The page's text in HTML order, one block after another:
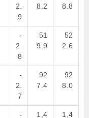
2.
9
8.2
8.8
-
2.
8
51
9.9
52
2.6
-
2.
7
92
7.4
92
8.0
-
1,4
1,4